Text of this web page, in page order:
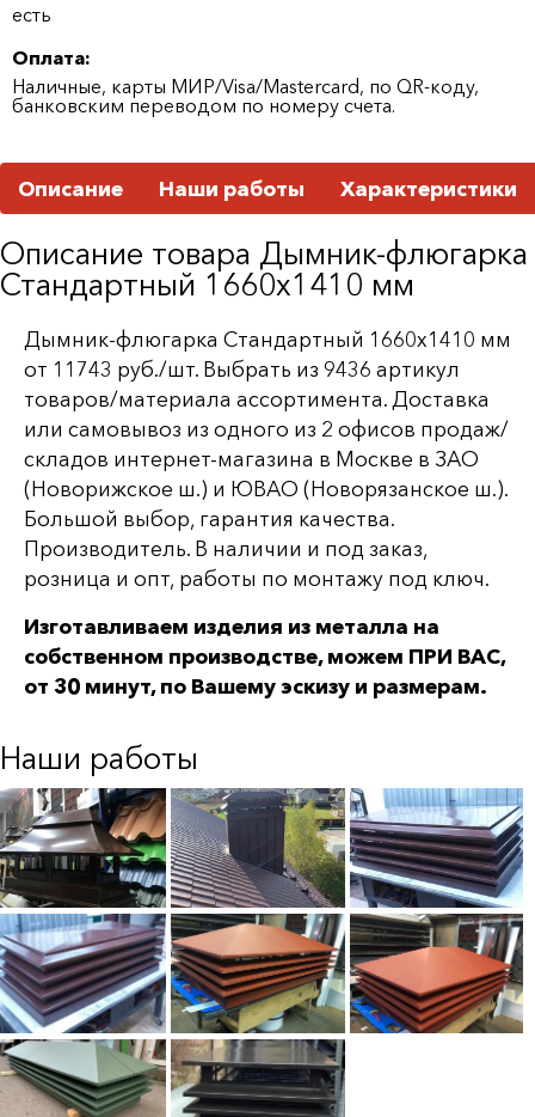
есть
Оплата:
Наличные, карты МИР/Visa/Mastercard, по QR-коду,
банковским переводом по номеру счета.
Описание Наши работы Характеристики
Описание товара Дымник-флюгарка
Стандартный 1660х1410 мм
Дымник-флюгарка Стандартный 1660х1410 мм
от 11743 руб./шт. Выбрать из 9436 артикул
товаров/материала ассортимента. Доставка
или самовывоз из одного из 2 офисов продаж/
складов интернет-магазина в Москве в ЗАО
(Новорижское ш.) и ЮВАО (Новорязанское ш.).
Большой выбор, гарантия качества.
Производитель. В наличии и под заказ,
розница и опт, работы по монтажу под ключ.
Изготавливаем изделия из металла на
собственном производстве, можем ПРИ ВАС,
от 30 минут, по Вашему эскизу и размерам.
Наши работы